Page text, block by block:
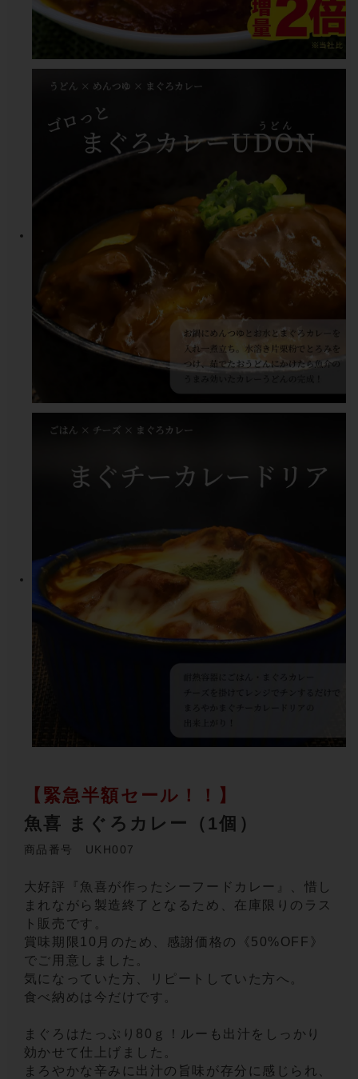
【緊急半額セール！！】
魚喜 まぐろカレー（1個）
商品番号 UKH007
大好評『魚喜が作ったシーフードカレー』、惜し
まれながら製造終了となるため、在庫限りのラス
ト販売です。
賞味期限10月のため、感謝価格の《50%OFF》
でご用意しました。
気になっていた方、リピートしていた方へ。
食べ納めは今だけです。
まぐろはたっぷり80ｇ！ルーも出汁をしっかり
効かせて仕上げました。
まろやかな辛みに出汁の旨味が存分に感じられ、